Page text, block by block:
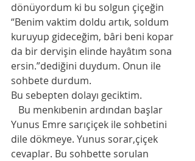
dönüyordum ki bu solgun çiçeğin
“Benim vaktim doldu artık, soldum
kuruyup gideceğim, bâri beni kopar
da bir dervişin elinde hayâtım sona
ersin.”dediğini duydum. Onun ile
sohbete durdum.
Bu sebepten dolayı geciktim.
Yunus Emre sarıçiçek ile sohbetini
dile dökmeye. Yunus sorar,çiçek
cevaplar. Bu sohbette sorulan